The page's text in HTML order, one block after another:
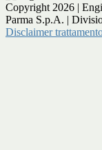
Copyright 2026 |
Parma S.p.A. |
Disclaimer